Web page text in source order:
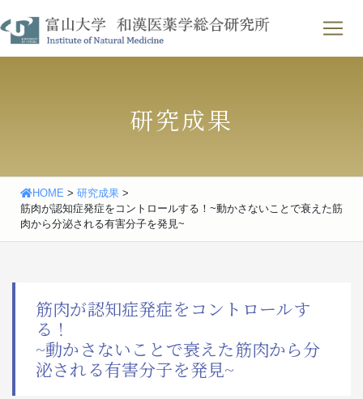
to
content
せ ｜ English
研究成果
HOME > 研究成果 >
筋肉が認知症発症をコントロールする！~動かさないことで衰えた筋
肉から分泌される有害分子を発見~
筋肉が認知症発症をコントロールす
る！
~動かさないことで衰えた筋肉から分
泌される有害分子を発見~